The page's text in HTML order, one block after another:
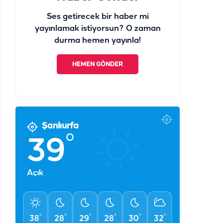
Ses getirecek bir haber mi
yayınlamak istiyorsun? O zaman
durma hemen yayınla!
HEMEN GÖNDER
Şanlıurfa
39°
Açık
38° 28° 29° 28° 30° 32°